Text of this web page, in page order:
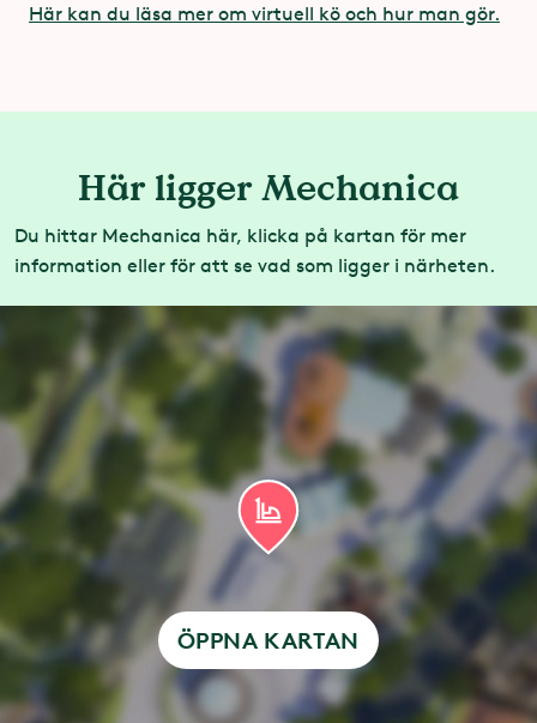
Här kan du läsa mer om virtuell kö och hur man gör.
utgången som tar dig till attraktionen. Kontakta
din åktur. Läs mer om
Anpassad Kö och
GmbH
Här ligger Mechanica
Du hittar Mechanica här, klicka på kartan för mer
information eller för att se vad som ligger i närheten.
ÖPPNA KARTAN